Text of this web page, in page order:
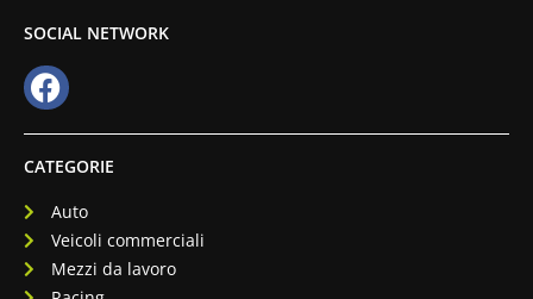
CATEGORIE
Auto
Veicoli commerciali
Mezzi da lavoro
SOCIAL NETWORK